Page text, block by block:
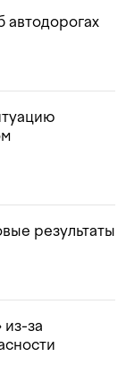
автодорогах
результаты
за